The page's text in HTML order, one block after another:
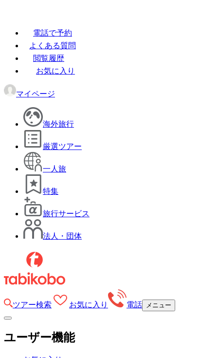
電話で予約
よくある質問
閲覧履歴
お気に入り
マイページ
海外旅行
厳選ツアー
一人旅
特集
旅行サービス
法人・団体
ツアー検索 お気に入り 電話 メニュー
ユーザー機能